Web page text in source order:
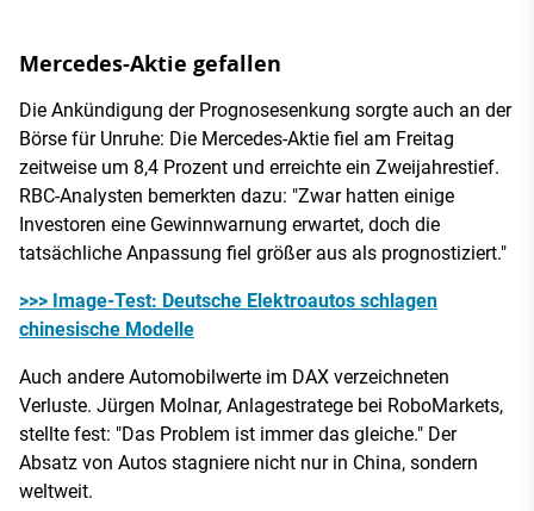
Mercedes-Aktie gefallen
Die Ankündigung der Prognosesenkung sorgte auch an der
Börse für Unruhe: Die Mercedes-Aktie fiel am Freitag
zeitweise um 8,4 Prozent und erreichte ein Zweijahrestief.
RBC-Analysten bemerkten dazu: "Zwar hatten einige
Investoren eine Gewinnwarnung erwartet, doch die
tatsächliche Anpassung fiel größer aus als prognostiziert."
>>> Image-Test: Deutsche Elektroautos schlagen
chinesische Modelle
Auch andere Automobilwerte im DAX verzeichneten
Verluste. Jürgen Molnar, Anlagestratege bei RoboMarkets,
stellte fest: "Das Problem ist immer das gleiche." Der
Absatz von Autos stagniere nicht nur in China, sondern
weltweit.